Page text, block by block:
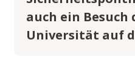
auch ein Besuch
Universität auf